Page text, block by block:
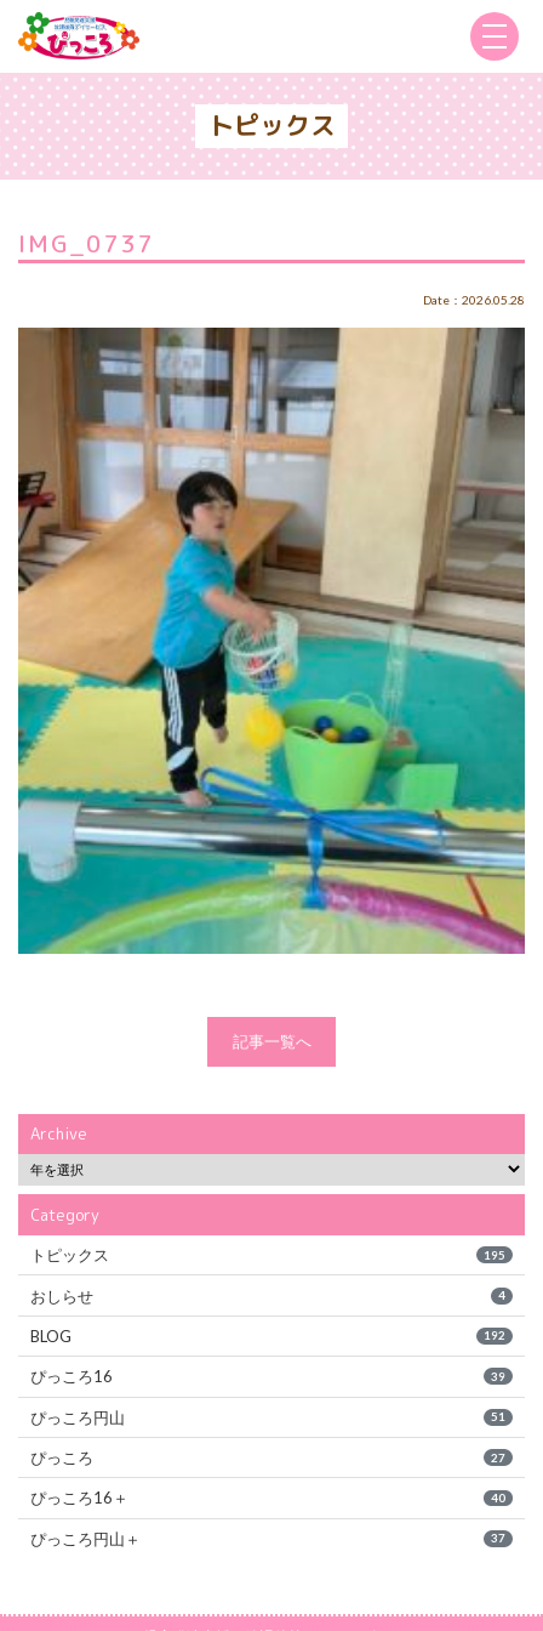
トピックス
IMG_0737
Date：2026.05.28
記事一覧へ
Archive
Category
トピックス 195
おしらせ 4
BLOG 192
ぴっころ16 39
ぴっころ円山 51
ぴっころ 27
ぴっころ16＋ 40
ぴっころ円山＋ 37